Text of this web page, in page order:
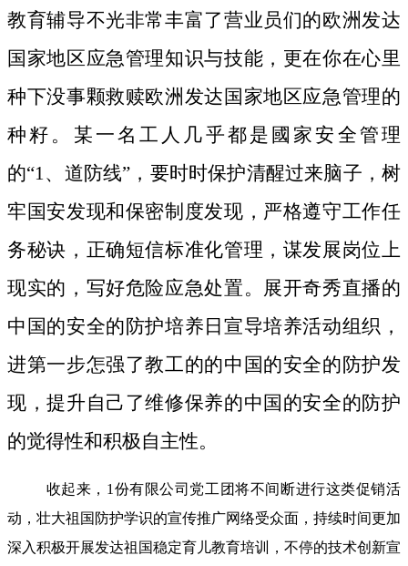
教育辅导不光非常丰富了营业员们的欧洲发达
国家地区应急管理知识与技能，更在你在心里
种下没事颗救赎欧洲发达国家地区应急管理的
种籽。 某一名工人几乎都是國家安全管理
的“1、道防线”，要时时保护清醒过来脑子，树
牢国安发现和保密制度发现，严格遵守工作任
务秘诀，正确短信标准化管理，谋发展岗位上
现实的，写好危险应急处置。展开奇秀直播的
中国的安全的防护培养日宣导培养活动组织，
进第一步怎强了教工的的中国的安全的防护发
现，提升自己了维修保养的中国的安全的防护
的觉得性和积极自主性。
收起来，1份有限公司党工团将不间断进行这类促销活
动，壮大祖国防护学识的宣传推广网络受众面，持续时间更加
深入积极开展发达祖国稳定育儿教育培训，不停的技术创新宣